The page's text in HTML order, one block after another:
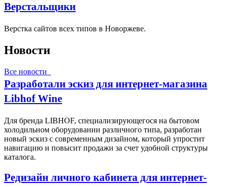
Верстальщики
Верстка сайтов всех типов в Новоржеве.
Новости
Все новости
Разработали эскиз для интернет-магазина
Libhof Wine
Для бренда LIBHOF, специализирующегося на бытовом
холодильном оборудовании различного типа, разработан
новый эскиз с современным дизайном, который упростит
навигацию и повысит продажи за счет удобной структуры
каталога.
Редизайн личного кабинета для интернет-